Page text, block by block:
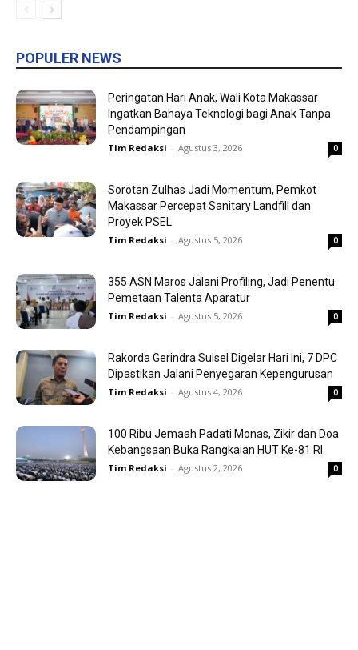
POPULER NEWS
Peringatan Hari Anak, Wali Kota Makassar
Ingatkan Bahaya Teknologi bagi Anak Tanpa
Pendampingan
Tim Redaksi - Agustus 3, 2026 0
Sorotan Zulhas Jadi Momentum, Pemkot
Makassar Percepat Sanitary Landfill dan
Proyek PSEL
Tim Redaksi - Agustus 5, 2026 0
355 ASN Maros Jalani Profiling, Jadi Penentu
Pemetaan Talenta Aparatur
Tim Redaksi - Agustus 5, 2026 0
Rakorda Gerindra Sulsel Digelar Hari Ini, 7 DPC
Dipastikan Jalani Penyegaran Kepengurusan
Tim Redaksi - Agustus 4, 2026 0
100 Ribu Jemaah Padati Monas, Zikir dan Doa
Kebangsaan Buka Rangkaian HUT Ke-81 RI
Tim Redaksi - Agustus 2, 2026 0